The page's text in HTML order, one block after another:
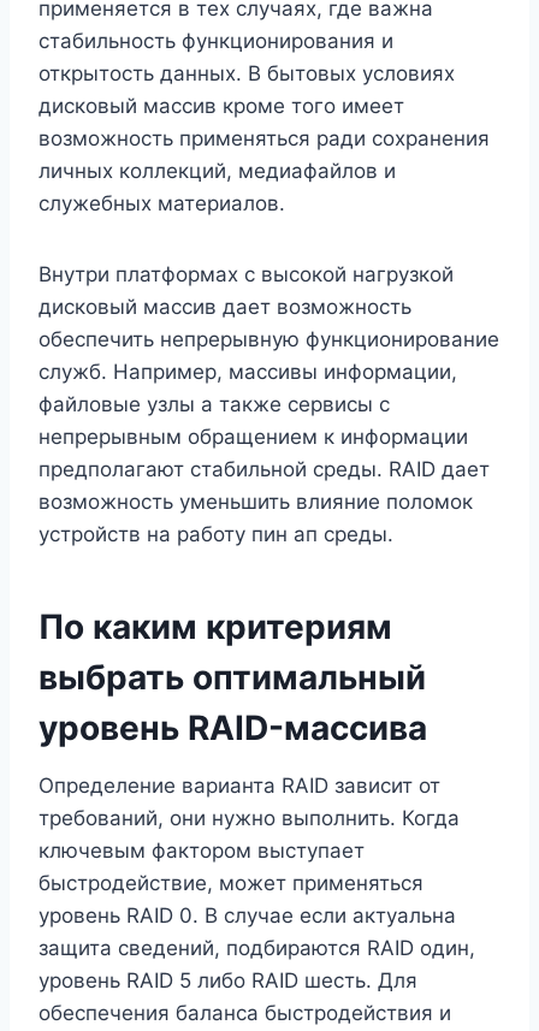
применяется в тех случаях, где важна
стабильность функционирования и
открытость данных. В бытовых условиях
дисковый массив кроме того имеет
возможность применяться ради сохранения
личных коллекций, медиафайлов и
служебных материалов.
Внутри платформах с высокой нагрузкой
дисковый массив дает возможность
обеспечить непрерывную функционирование
служб. Например, массивы информации,
файловые узлы а также сервисы с
непрерывным обращением к информации
предполагают стабильной среды. RAID дает
возможность уменьшить влияние поломок
устройств на работу пин ап среды.
По каким критериям
выбрать оптимальный
уровень RAID-массива
Определение варианта RAID зависит от
требований, они нужно выполнить. Когда
ключевым фактором выступает
быстродействие, может применяться
уровень RAID 0. В случае если актуальна
защита сведений, подбираются RAID один,
уровень RAID 5 либо RAID шесть. Для
обеспечения баланса быстродействия и